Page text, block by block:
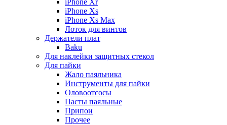
iPhone Xr
iPhone Xs
iPhone Xs Max
Лоток для винтов
Держатели плат
Baku
Для наклейки защитных стекол
Для пайки
Жало паяльника
Инструменты для пайки
Оловоотсосы
Пасты паяльные
Припои
Прочее